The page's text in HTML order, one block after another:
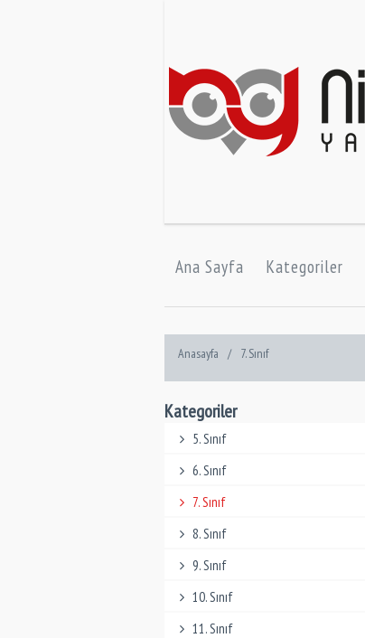
Ana Sayfa Kategoriler
Anasayfa / 7. Sınıf
Kategoriler
5. Sınıf
6. Sınıf
7. Sınıf
8. Sınıf
9. Sınıf
10. Sınıf
11. Sınıf